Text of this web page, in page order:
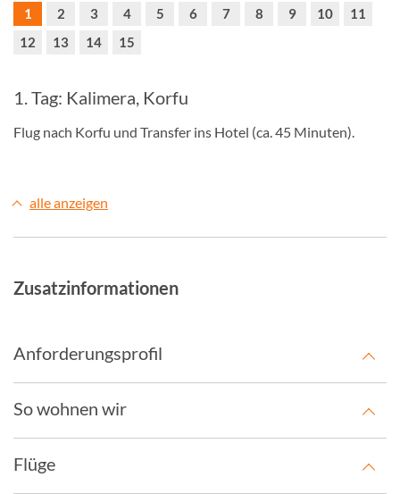
1 2 3 4 5 6 7 8 9 10
11
12
13 14 15
1. Tag: Kalimera, Korfu
Flug nach Korfu und Transfer ins Hotel (ca. 45 Minuten).
alle anzeigen
Zusatzinformationen
Anforderungsprofil
So wohnen wir
Flüge